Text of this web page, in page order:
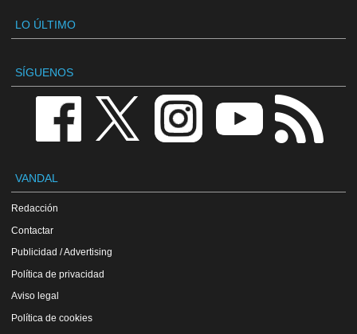
LO ÚLTIMO
SÍGUENOS
VANDAL
Redacción
Contactar
Publicidad / Advertising
Política de privacidad
Aviso legal
Política de cookies